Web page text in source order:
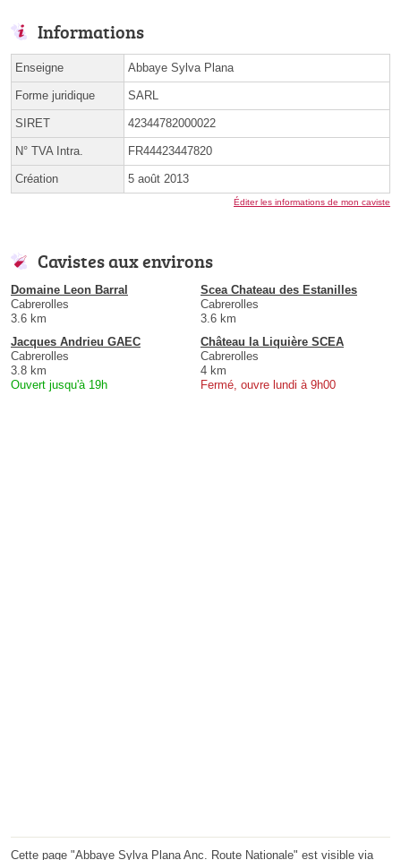
Informations
Enseigne Abbaye Sylva Plana
Forme juridique SARL
SIRET 42344782000022
N° TVA Intra. FR44423447820
Création 5 août 2013
Éditer les informations de mon caviste
Cavistes aux environs
Domaine Leon Barral
Cabrerolles
3.6 km
Scea Chateau des Estanilles
Cabrerolles
3.6 km
Jacques Andrieu GAEC
Cabrerolles
3.8 km
Ouvert jusqu'à 19h
Château la Liquière SCEA
Cabrerolles
4 km
Fermé, ouvre lundi à 9h00
Cette page "Abbaye Sylva Plana Anc. Route Nationale" est visible via